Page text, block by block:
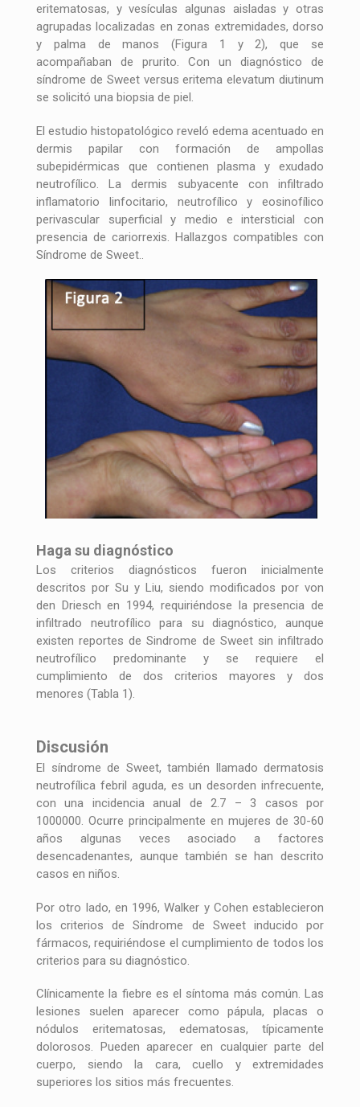
eritematosas, y vesículas algunas aisladas y otras
agrupadas localizadas en zonas extremidades, dorso
y palma de manos (Figura 1 y 2), que se
acompañaban de prurito. Con un diagnóstico de
síndrome de Sweet versus eritema elevatum diutinum
se solicitó una biopsia de piel.
El estudio histopatológico reveló edema acentuado en
dermis papilar con formación de ampollas
subepidérmicas que contienen plasma y exudado
neutrofílico. La dermis subyacente con infiltrado
inflamatorio linfocitario, neutrofílico y eosinofílico
perivascular superficial y medio e intersticial con
presencia de cariorrexis. Hallazgos compatibles con
Síndrome de Sweet..
Haga su diagnóstico
Los criterios diagnósticos fueron inicialmente
descritos por Su y Liu, siendo modificados por von
den Driesch en 1994, requiriéndose la presencia de
infiltrado neutrofílico para su diagnóstico, aunque
existen reportes de Sindrome de Sweet sin infiltrado
neutrofílico predominante y se requiere el
cumplimiento de dos criterios mayores y dos
menores (Tabla 1).
Discusión
El síndrome de Sweet, también llamado dermatosis
neutrofílica febril aguda, es un desorden infrecuente,
con una incidencia anual de 2.7 – 3 casos por
1000000. Ocurre principalmente en mujeres de 30-60
años algunas veces asociado a factores
desencadenantes, aunque también se han descrito
casos en niños.
Por otro lado, en 1996, Walker y Cohen establecieron
los criterios de Síndrome de Sweet inducido por
fármacos, requiriéndose el cumplimiento de todos los
criterios para su diagnóstico.
Clínicamente la fiebre es el síntoma más común. Las
lesiones suelen aparecer como pápula, placas o
nódulos eritematosas, edematosas, típicamente
dolorosos. Pueden aparecer en cualquier parte del
cuerpo, siendo la cara, cuello y extremidades
superiores los sitios más frecuentes.